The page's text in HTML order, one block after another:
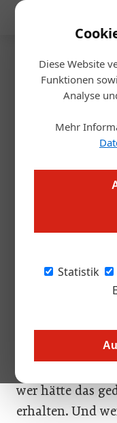
Diese Website
Funktionen
Analyse
Mehr
Statistik
Gefriergetrocknete
Segen, denn sie sind
Ein
ursprünglichen
zunächst
wer hätte das
erhalten. Und